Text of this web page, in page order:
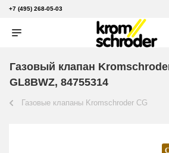
+7 (495) 268-05-03
Газовый клапан
GL8BWZ, 84755314
Газовые клапаны Kromschroder CG